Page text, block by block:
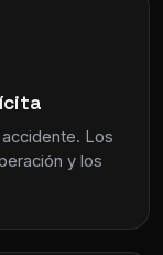
Los
y los